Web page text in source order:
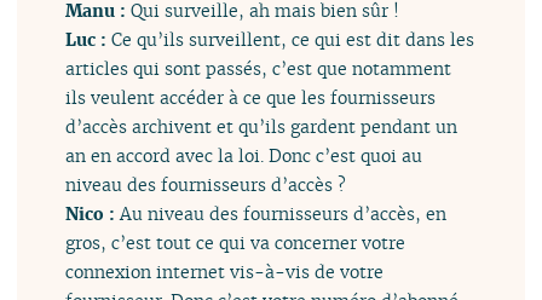
Manu :Qui surveille, ah mais bien sûr !
Luc :Ce qu’ils surveillent, ce qui est dit dans les
articles qui sont passés, c’est que notamment
ils veulent accéder à ce que les fournisseurs
d’accès archivent et qu’ils gardent pendant un
an en accord avec la loi. Donc c’est quoi au
niveau des fournisseurs d’accès ?
Nico :Au niveau des fournisseurs d’accès, en
gros, c’est tout ce qui va concerner votre
connexion internet vis-à-vis de votre